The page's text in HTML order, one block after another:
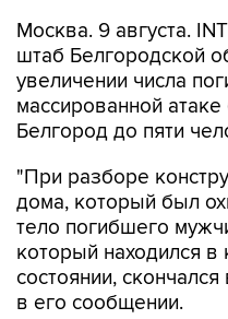
Москва. 9 августа.
штаб Белгородской
увеличении числа
массированной
Белгород до пяти
"При разборе
дома, который был
тело погибшего
который находился
состоянии,
в его сообщении.